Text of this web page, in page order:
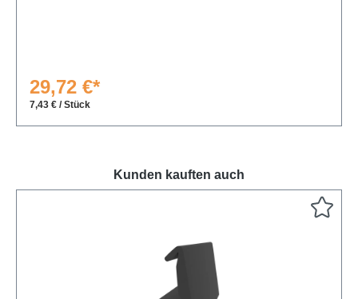
29,72 €*
7,43 € / Stück
Kunden kauften auch